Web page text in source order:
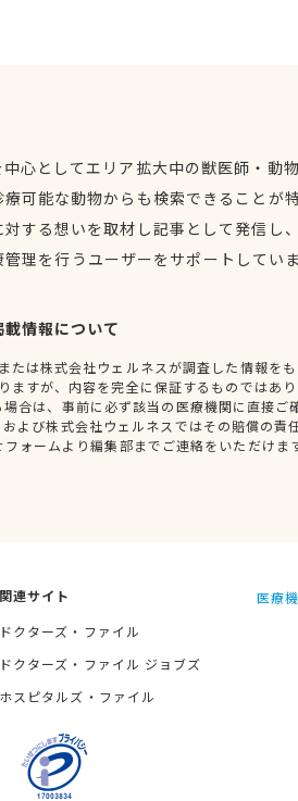
心としてエリア拡大中の獣医師・動
可能な動物からも検索できることが
する想いを取材し記事として発信し
理を行うユーザーをサポートしてい
載情報について
たは株式会社ウェルネスが調査した情報を
ますが、内容を完全に保証するものではあ
合は、事前に必ず該当の医療機関に直接ご
よび株式会社ウェルネスではその賠償の責
ォームより編集部までご連絡をいただけま
関連サイト
ドクターズ・ファイル
ドクターズ・ファイル ジョブズ
ホスピタルズ・ファイル
医療